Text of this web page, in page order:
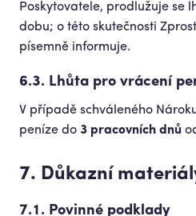
Poskytovatele, prodlužuje se
dobu; o této skutečnosti
písemně informuje.
6.3. Lhůta pro vrácení
V případě schváleného
peníze do 3 pracovních dnů
7. Důkazní
7.1. Povinné podklady